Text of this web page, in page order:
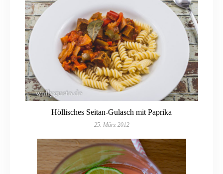
Höllisches Seitan-Gulasch mit Paprika
25. März 2012